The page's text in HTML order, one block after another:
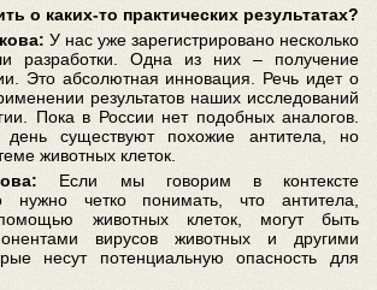
о каких-то практических результатах?
У нас уже зарегистрировано несколько
разработки. Одна из них – получение
Это абсолютная инновация. Речь идет о
результатов наших исследований
Пока в России нет подобных аналогов.
существуют похожие антитела, но
животных клеток.
Если мы говорим в контексте
нужно четко понимать, что антитела,
животных клеток, могут быть
вирусов животных и другими
несут потенциальную опасность для